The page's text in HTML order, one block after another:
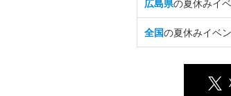
広島県の夏休みイ
全国の夏休みイベ